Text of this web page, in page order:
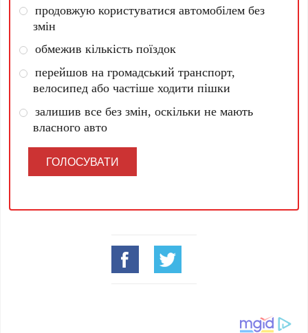
продовжую користуватися автомобілем без
змін
обмежив кількість поїздок
перейшов на громадський транспорт,
велосипед або частіше ходити пішки
залишив все без змін, оскільки не мають
власного авто